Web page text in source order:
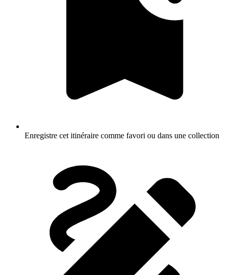
Enregistre cet itinéraire comme favori ou dans une collection